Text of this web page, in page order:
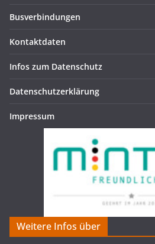
Busverbindungen
Kontaktdaten
Infos zum Datenschutz
Datenschutzerklärung
Impressum
Weitere Infos über